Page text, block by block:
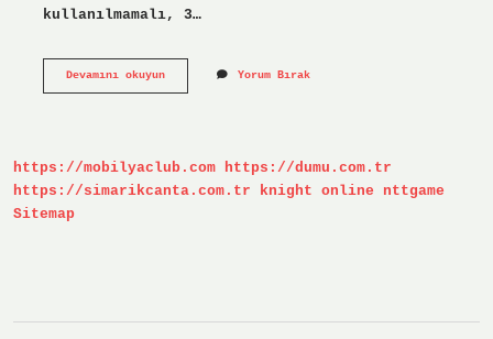
kullanılmamalı, 3…
Devamını okuyunBb
Yorum Bırak
https://mobilyaclub.com https://dumu.com.tr
https://simarikcanta.com.tr
knight online
nttgame
Sitemap